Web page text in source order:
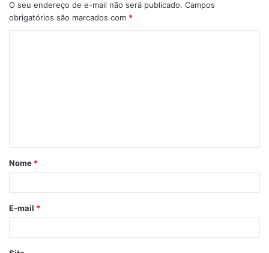
O seu endereço de e-mail não será publicado. Campos
obrigatórios são marcados com *
Nome *
E-mail *